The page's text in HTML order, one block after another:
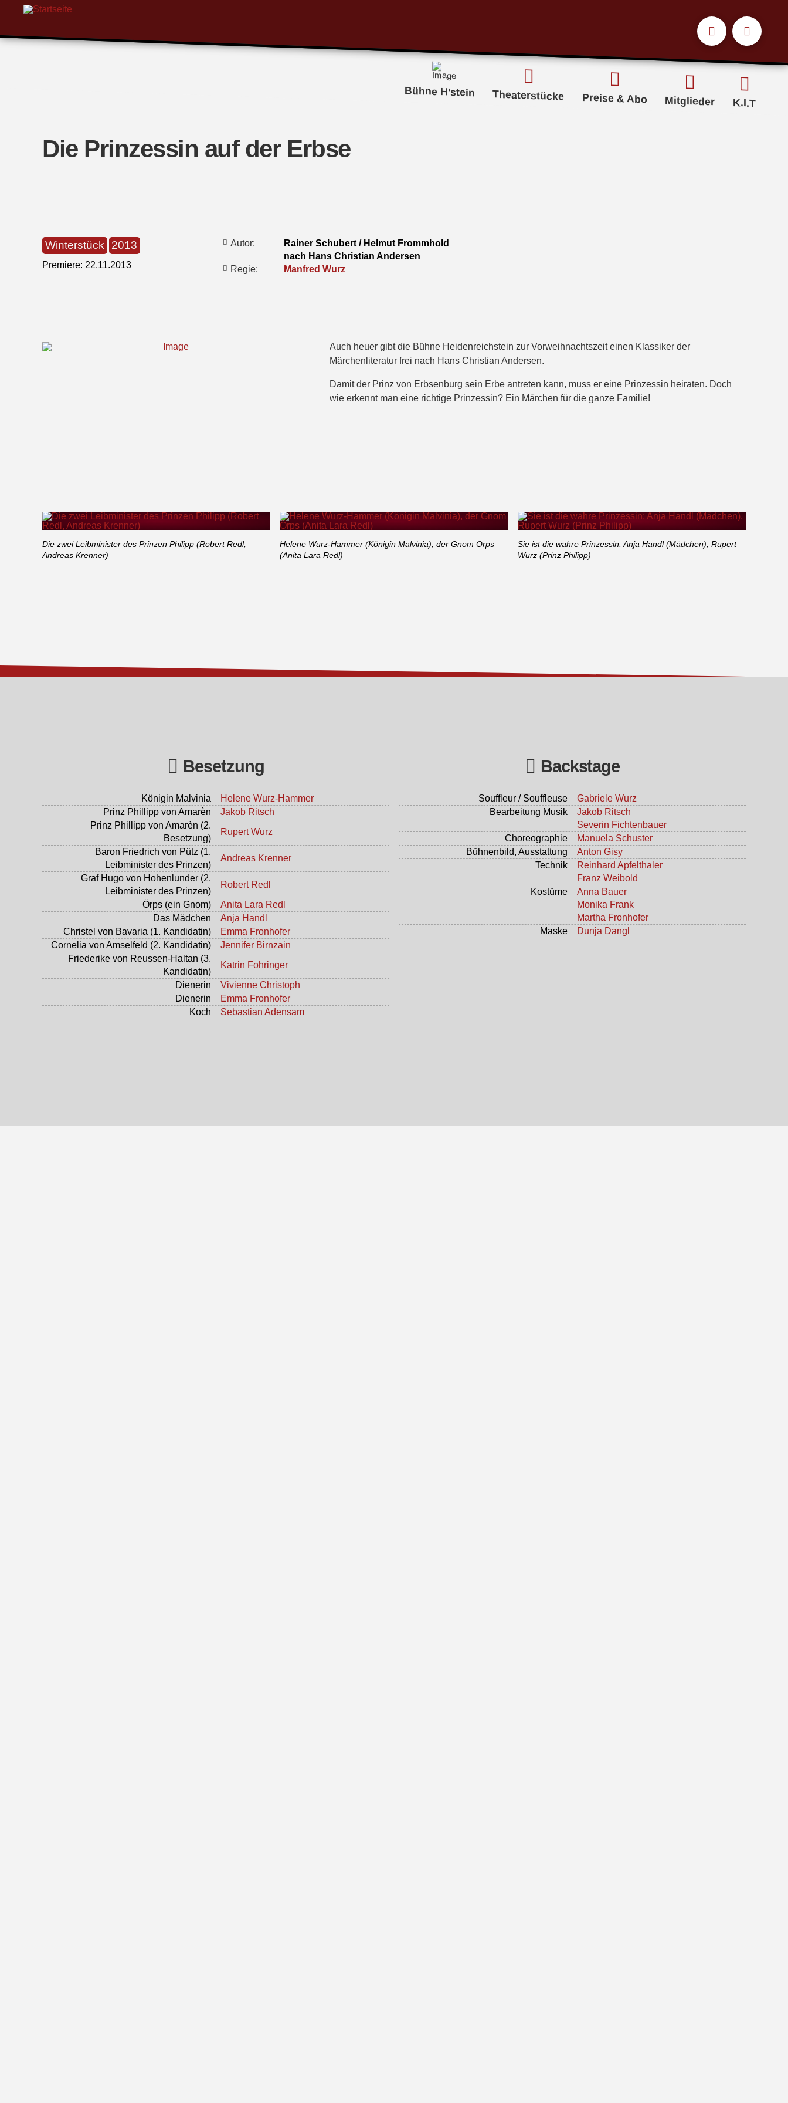
Bühne H'stein Theaterstücke Preise & Abo Mitglieder K.I.T
Die Prinzessin auf der Erbse
Winterstück 2013
Premiere: 22.11.2013
Autor:
Rainer Schubert / Helmut Frommhold
nach Hans Christian Andersen
Regie:
Manfred Wurz
Auch heuer gibt die Bühne Heidenreichstein zur Vorweihnachtszeit einen Klassiker der
Märchenliteratur frei nach Hans Christian Andersen.
Damit der Prinz von Erbsenburg sein Erbe antreten kann, muss er eine Prinzessin heiraten. Doch
wie erkennt man eine richtige Prinzessin? Ein Märchen für die ganze Familie!
Die zwei Leibminister des Prinzen Philipp (Robert Redl,
Andreas Krenner)
Helene Wurz-Hammer (Königin Malvinia), der Gnom Örps
(Anita Lara Redl)
Sie ist die wahre Prinzessin: Anja Handl (Mädchen), Rupert
Wurz (Prinz Philipp)
Besetzung
Königin Malvinia
Helene Wurz-Hammer
Prinz Phillipp von Amarèn
Jakob Ritsch
Prinz Phillipp von Amarèn (2.
Besetzung)
Rupert Wurz
Baron Friedrich von Pütz (1.
Leibminister des Prinzen)
Andreas Krenner
Graf Hugo von Hohenlunder (2.
Leibminister des Prinzen)
Robert Redl
Örps (ein Gnom)
Anita Lara Redl
Das Mädchen
Anja Handl
Christel von Bavaria (1. Kandidatin)
Emma Fronhofer
Cornelia von Amselfeld (2. Kandidatin)
Jennifer Birnzain
Friederike von Reussen-Haltan (3.
Kandidatin)
Katrin Fohringer
Dienerin
Vivienne Christoph
Dienerin
Emma Fronhofer
Koch
Sebastian Adensam
Backstage
Souffleur / Souffleuse
Gabriele Wurz
Bearbeitung Musik
Jakob Ritsch
Severin Fichtenbauer
Choreographie
Manuela Schuster
Bühnenbild, Ausstattung
Anton Gisy
Technik
Reinhard Apfelthaler
Franz Weibold
Kostüme
Anna Bauer
Monika Frank
Martha Fronhofer
Maske
Dunja Dangl